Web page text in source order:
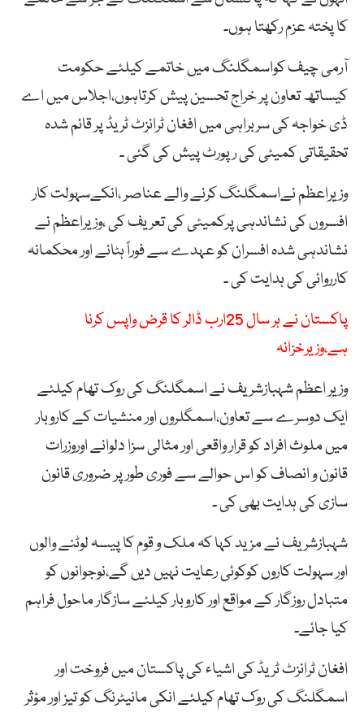
کا پختہ عزم رکھتا ہوں۔
آرمی چیف کواسمگلنگ میں خاتمے کیلئے حکومت
کیساتھ تعاون پر خراج تحسین پیش کرتاہوں،اجلاس میں اے
ڈی خواجہ کی سربراہی میں افغان ٹرانزٹ ٹریڈ پر قائم شدہ
تحقیقاتی کمیٹی کی رپورٹ پیش کی گئی ۔
وزیراعظم نےاسمگلنگ کرنے والے عناصر ،انکےسہولت کار
افسروں کی نشاندہی پرکمیٹی کی تعریف کی ،وزیراعظم نے
نشاندہی شدہ افسران کو عہدے سے فوراً ہٹانے اور محکمانہ
کارروائی کی ہدایت کی ۔
پاکستان نے ہر سال 25ارب ڈالر کا قرض واپس کرنا
ہے،وزیرخزانہ
وزیر اعظم شہبازشریف نے اسمگلنگ کی روک تھام کیلئے
ایک دوسرے سے تعاون،اسمگلروں اور منشیات کے کاروبار
میں ملوث افراد کو قرار واقعی اور مثالی سزا دلوانے اوروزرات
قانون و انصاف کو اس حوالے سے فوری طور پر ضروری قانون
سازی کی ہدایت بھی کی ۔
شہبازشریف نے مزید کہا کہ ملک و قوم کا پیسہ لوٹنے والوں
اور سہولت کاروں کوکوئی رعایت نہیں دیں گے،نوجوانوں کو
متبادل روزگار کے مواقع اور کاروبار کیلئے سازگار ماحول فراہم
کیا جائے۔
افغان ٹرانزٹ ٹریڈ کی اشیاء کی پاکستان میں فروخت اور
اسمگلنگ کی روک تھام کیلئے انکی مانیٹرنگ کو تیز اور مؤثر